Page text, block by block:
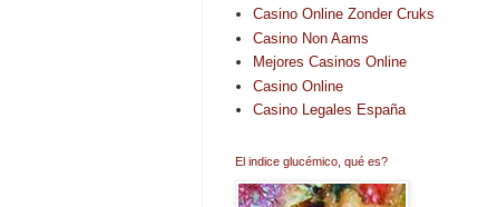
Casino Online Zonder Cruks
Casino Non Aams
Mejores Casinos Online
Casino Online
Casino Legales España
El indice glucémico, qué es?